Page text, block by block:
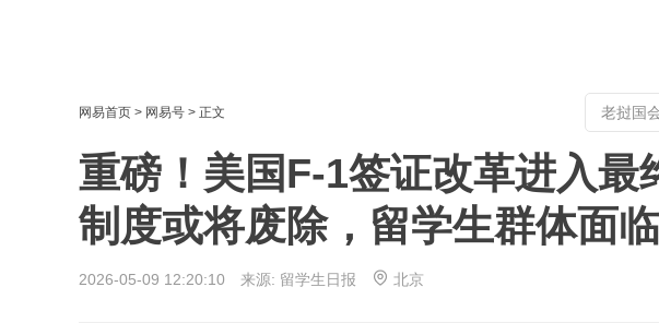
网易首页 > 网易号 > 正文
重磅！美国F-1签证改革进入最
制度或将废除，留学生群体面
2026-05-09 12:20:10 来源: 留学生日报 北京